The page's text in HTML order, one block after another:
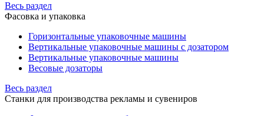
Весь раздел
Фасовка и упаковка
Горизонтальные упаковочные машины
Вертикальные упаковочные машины с дозатором
Вертикальные упаковочные машины
Весовые дозаторы
Весь раздел
Станки для производства рекламы и сувениров